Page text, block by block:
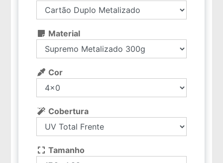
Material
Cor
Cobertura
Tamanho